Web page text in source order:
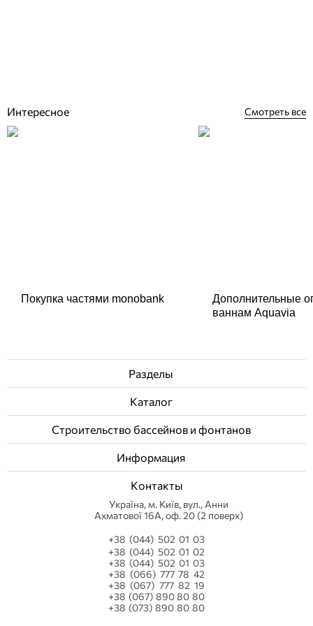
Интересное Смотреть все
Покупка частями monobank
Дополнительные
ваннам Aquavia
Разделы
Каталог
Строительство бассейнов и фонтанов
Информация
Контакты
Українa, м. Київ, вул., Анни
Ахматової 16А, оф. 20 (2 поверх)
+38 (044) 502 01 03
+38 (044) 502 01 02
+38 (044) 502 01 03
+38 (066) 777 78 42
+38 (067) 777 82 19
+38 (067) 890 80 80
+38 (073) 890 80 80